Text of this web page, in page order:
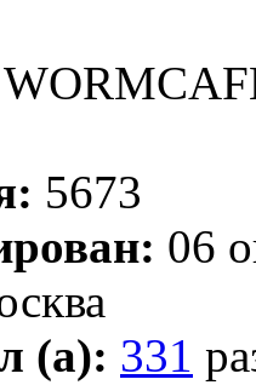
5673
06
(а): 331